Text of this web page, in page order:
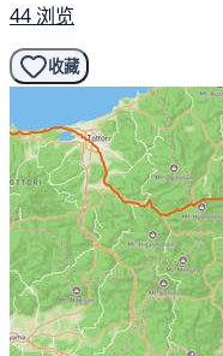
44 浏览
收藏